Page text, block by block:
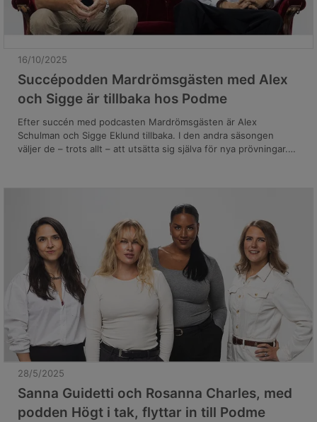
16/10/2025
Succépodden Mardrömsgästen med Alex
och Sigge är tillbaka hos Podme
Efter succén med podcasten Mardrömsgästen är Alex
Schulman och Sigge Eklund tillbaka. I den andra säsongen
väljer de – trots allt – att utsätta sig själva för nya prövningar.
28/5/2025
Sanna Guidetti och Rosanna Charles, med
podden Högt i tak, flyttar in till Podme